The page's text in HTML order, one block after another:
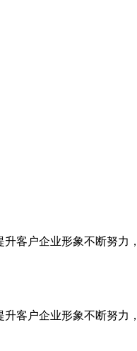
客户企业形象不断努力
客户企业形象不断努力